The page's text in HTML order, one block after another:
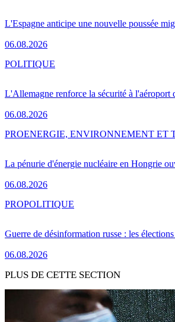
L'Espagne anticipe une nouvelle poussée
06.08.2026
L'Allemagne renforce la sécurité à l'aéroport
06.08.2026
POLITIQUE
La pénurie d'énergie nucléaire en Hongrie
06.08.2026
PROENERGIE, ENVIRONNEMENT ET
Guerre de désinformation russe : les
06.08.2026
PROPOLITIQUE
PLUS DE CETTE SECTION